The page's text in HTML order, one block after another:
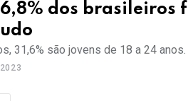
dos brasileiros
31,6% são jovens de 18 a 24 anos.